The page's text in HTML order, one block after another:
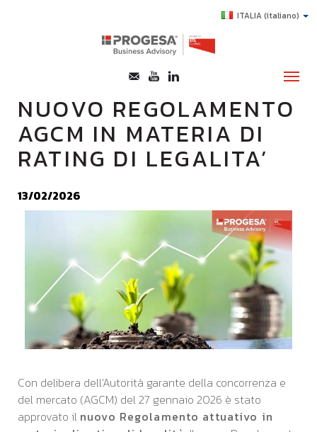
ITALIA(italiano)
CHI SIAMO
SERVIZI
HIGHLIGHTS
AGEVOLAZIONI
SUCCESS STORY
CONTATTI
NUOVO REGOLAMENTO
AGCM IN MATERIA DI
RATING DI LEGALITA’
13/02/2026
Con delibera dell’Autorità garante della concorrenza e
del mercato (AGCM) del 27 gennaio 2026 è stato
approvato il nuovo Regolamento attuativo in